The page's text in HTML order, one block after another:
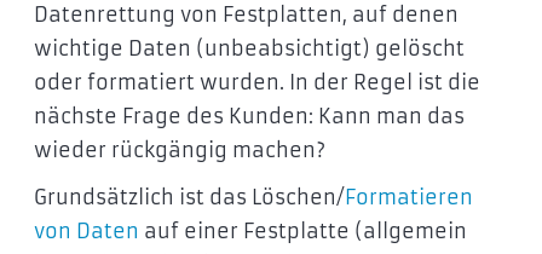
Datenrettung von Festplatten, auf denen
wichtige Daten (unbeabsichtigt) gelöscht
oder formatiert wurden. In der Regel ist die
nächste Frage des Kunden: Kann man das
wieder rückgängig machen?
Grundsätzlich ist das Löschen/Formatieren
von Daten auf einer Festplatte (allgemein